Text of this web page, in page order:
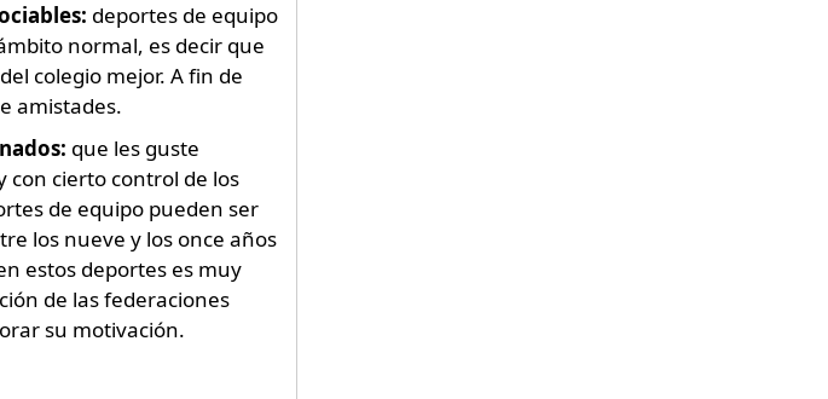
deportes de equipo
normal, es decir que
colegio mejor. A fin de
amistades.
que les guste
cierto control de los
de equipo pueden ser
los nueve y los once años
estos deportes es muy
de las federaciones
su motivación.